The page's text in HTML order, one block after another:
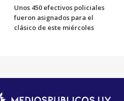
Unos 450 efectivos policiales
fueron asignados para el
clásico de este miércoles